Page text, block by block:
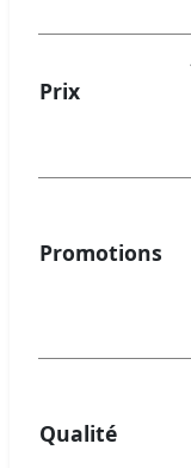
Prix
Promotions
Qualité